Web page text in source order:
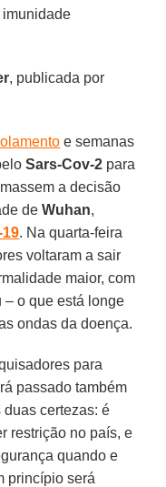
imunidade
, publicada por
e semanas
Sars-Cov-2 para
a decisão
deWuhan,
. Na quarta-feira
voltaram a sair
maior, com
– o que está longe
ondas da doença.
para
passado também
certezas: é
restrição no país, e
quando e
princípio será